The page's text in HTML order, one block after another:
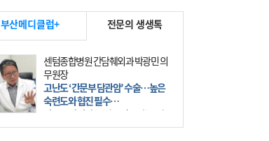
부산메디클럽+ 전문의 생생톡
센텀종합병원 간담췌외과 박광민 의
무원장
고난도 ‘간문부 담관암’ 수술…높은
숙련도와 협진 필수
간문부 담관암(클라츠킨 종양)은 좌
우 간에서 나오는, 담관(담즙 배출 경